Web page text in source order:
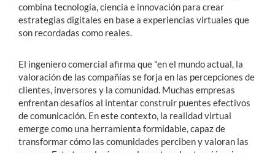
combina tecnología, ciencia e innovación para crear
estrategias digitales en base a experiencias virtuales que
son recordadas como reales.
El ingeniero comercial afirma que "en el mundo actual, la
valoración de las compañías se forja en las percepciones de
clientes, inversores y la comunidad. Muchas empresas
enfrentan desafíos al intentar construir puentes efectivos
de comunicación. En este contexto, la realidad virtual
emerge como una herramienta formidable, capaz de
transformar cómo las comunidades perciben y valoran las